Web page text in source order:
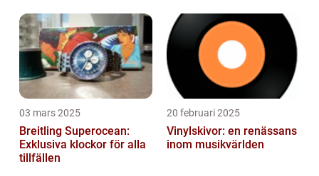
03 mars 2025
Breitling Superocean:
Exklusiva klockor för alla
tillfällen
20 februari 2025
Vinylskivor: en renässans
inom musikvärlden